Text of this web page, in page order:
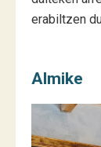
erabiltzen
Almike